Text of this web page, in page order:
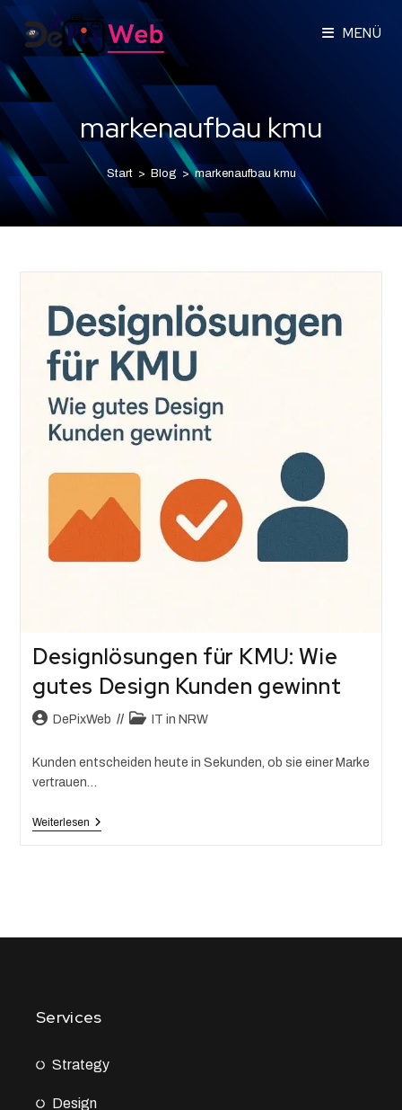
MENÜ
markenaufbau kmu
Start > Blog > markenaufbau kmu
Designlösungen für KMU: Wie
gutes Design Kunden gewinnt
DePixWeb IT in NRW
Kunden entscheiden heute in Sekunden, ob sie einer Marke
vertrauen…
Weiterlesen
Services
Strategy
Design